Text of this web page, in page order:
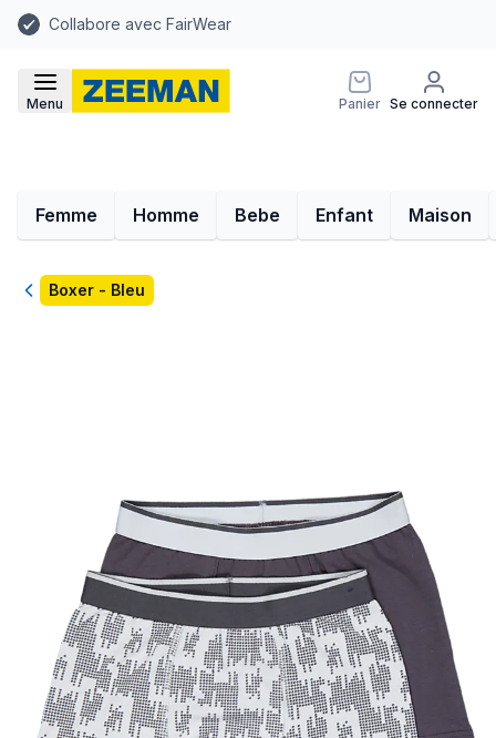
Collabore avec FairWear
Menu Panier Se connecter
Femme Homme Bebe Enfant Maison
RetourBoxer - Bleu